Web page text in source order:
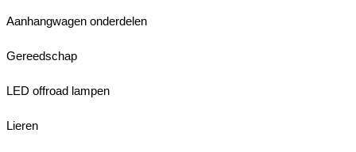
Aanhangwagen onderdelen
Gereedschap
LED offroad lampen
Lieren